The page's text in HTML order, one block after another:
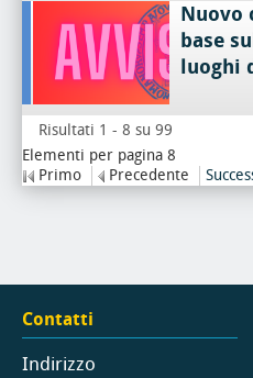
Nuovo
base
luoghi
Risultati 1 - 8 su 99
Elementi per pagina 8
Primo
Precedente
Contatti
Indirizzo